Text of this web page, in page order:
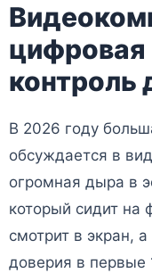
цифровая
контроль
В 2026 году
обсуждается в
огромная дыра в
который сидит на
смотрит в экран,
доверия в первые